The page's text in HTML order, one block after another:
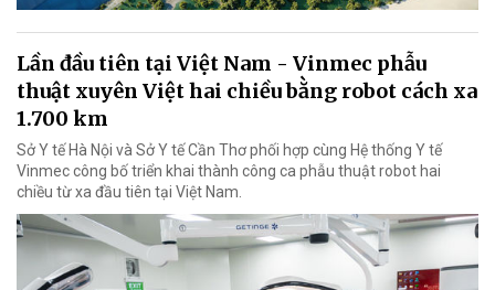
Lần đầu tiên tại Việt Nam - Vinmec phẫu
thuật xuyên Việt hai chiều bằng robot cách xa
1.700 km
Sở Y tế Hà Nội và Sở Y tế Cần Thơ phối hợp cùng Hệ thống Y tế
Vinmec công bố triển khai thành công ca phẫu thuật robot hai
chiều từ xa đầu tiên tại Việt Nam.